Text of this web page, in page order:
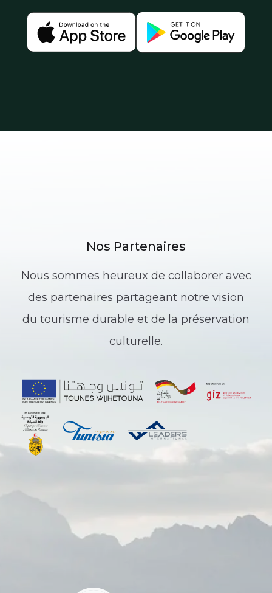
Nos Partenaires
Nous sommes heureux de collaborer avec
des partenaires partageant notre vision
du tourisme durable et de la préservation
culturelle.